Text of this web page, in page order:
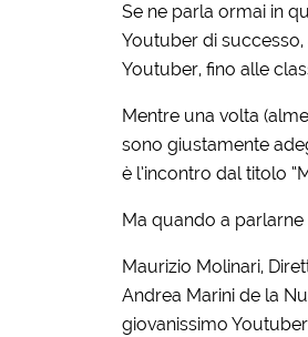
Se ne parla ormai in
Youtuber di
Youtuber, fino alle
Mentre una volta
sono giustamente
è l’incontro dal titolo
Ma quando a
Maurizio Molinari,
Andrea Marini de la
giovanissimo